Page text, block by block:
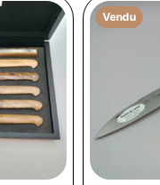
Vendu